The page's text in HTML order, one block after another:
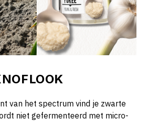
van het spectrum vind je zwarte
niet gefermenteerd met micro-